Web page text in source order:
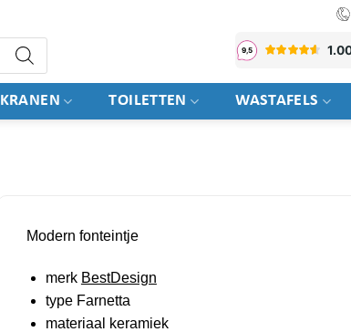
KRANEN TOILETTEN WASTAFELS
Modern fonteintje
merk BestDesign
type Farnetta
materiaal keramiek